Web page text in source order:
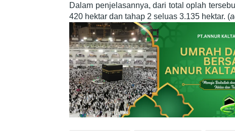
Dalam penjelasannya, dari total oplah
420 hektar dan tahap 2 seluas 3.135 hektar. (